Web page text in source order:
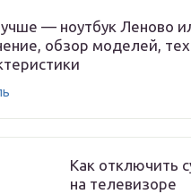
— ноутбук Леново
обзор моделей,
Как отключить
на телевизоре